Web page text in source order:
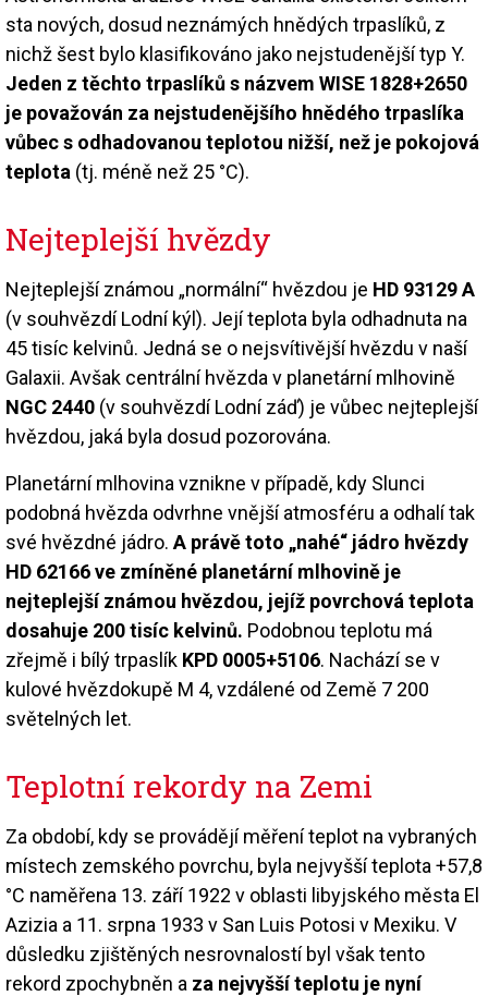
sta nových, dosud neznámých hnědých trpaslíků, z
nichž šest bylo klasifikováno jako nejstudenější typ Y.
Jeden z těchto trpaslíků s názvem WISE 1828+2650
je považován za nejstudenějšího hnědého trpaslíka
vůbec s odhadovanou teplotou nižší, než je pokojová
teplota (tj. méně než 25 °C).
Nejteplejší hvězdy
Nejteplejší známou „normální“ hvězdou je HD 93129 A
(v souhvězdí Lodní kýl). Její teplota byla odhadnuta na
45 tisíc kelvinů. Jedná se o nejsvítivější hvězdu v naší
Galaxii. Avšak centrální hvězda v planetární mlhovině
NGC 2440 (v souhvězdí Lodní záď) je vůbec nejteplejší
hvězdou, jaká byla dosud pozorována.
Planetární mlhovina vznikne v případě, kdy Slunci
podobná hvězda odvrhne vnější atmosféru a odhalí tak
své hvězdné jádro. A právě toto „nahé“ jádro hvězdy
HD 62166 ve zmíněné planetární mlhovině je
nejteplejší známou hvězdou, jejíž povrchová teplota
dosahuje 200 tisíc kelvinů. Podobnou teplotu má
zřejmě i bílý trpaslík KPD 0005+5106. Nachází se v
kulové hvězdokupě M 4, vzdálené od Země 7 200
světelných let.
Teplotní rekordy na Zemi
Za období, kdy se provádějí měření teplot na vybraných
místech zemského povrchu, byla nejvyšší teplota +57,8
°C naměřena 13. září 1922 v oblasti libyjského města El
Azizia a 11. srpna 1933 v San Luis Potosi v Mexiku. V
důsledku zjištěných nesrovnalostí byl však tento
rekord zpochybněn a za nejvyšší teplotu je nyní